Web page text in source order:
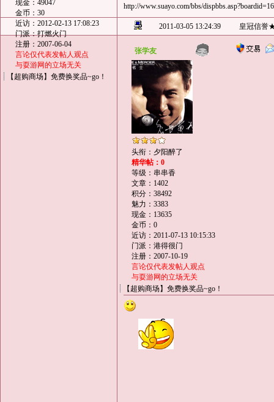
现金：49047
金币：30
近访：2012-02-13 17:08:23
门派：打燃火门
注册：2007-06-04
言论仅代表发帖人观点
与耍游网的立场无关
【超购商场】免费换奖品~go！
http://www.suayo.com/bbs/
2011-03-05 13:24:39 皇冠信誉
张学友
头衔：夕阳醉了
精华帖：0
等级：串串香
文章：1402
积分：38492
魅力：3383
现金：13635
金币：0
近访：2011-07-13 10:15:33
门派：港得很门
注册：2007-10-19
言论仅代表发帖人观点
与耍游网的立场无关
【超购商场】免费换奖品~go！